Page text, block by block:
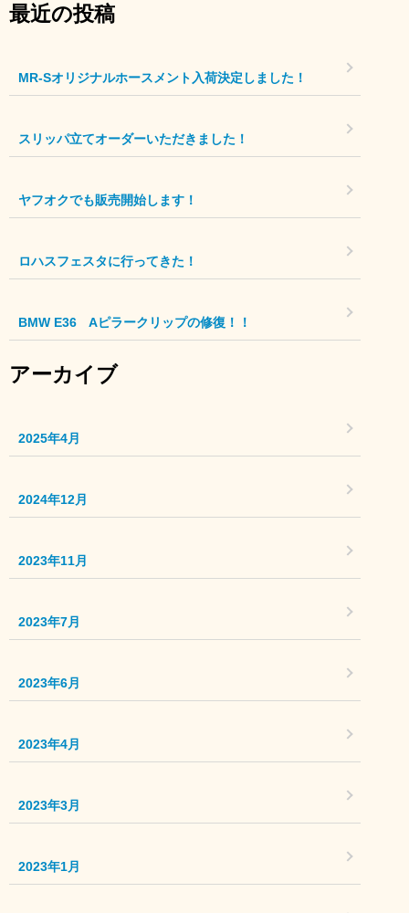
最近の投稿
MR-Sオリジナルホースメント入荷決定しました！
スリッパ立てオーダーいただきました！
ヤフオクでも販売開始します！
ロハスフェスタに行ってきた！
BMW E36 Aピラークリップの修復！！
アーカイブ
2025年4月
2024年12月
2023年11月
2023年7月
2023年6月
2023年4月
2023年3月
2023年1月